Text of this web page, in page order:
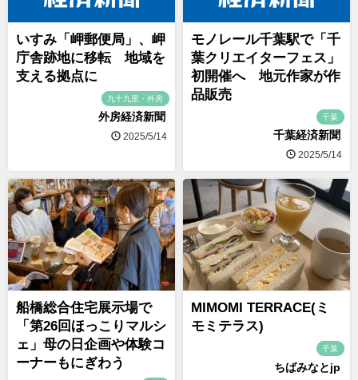
いすみ「岬郵便局」、岬
庁舎跡地に移転 地域を
支える拠点に
九十九里・外房
外房経済新聞
2025/5/14
モノレール千葉駅で「千
葉クリエイターフェス」
初開催へ 地元作家が作
品販売
千葉
千葉経済新聞
2025/5/14
船橋総合住宅展示場で
「第26回ほっこりマルシ
ェ」母の日企画や体験コ
ーナーもにぎわう
MIMOMI TERRACE(ミ
モミテラス)
千葉
ちばみなとjp